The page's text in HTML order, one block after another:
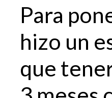
Para
hizo un
que